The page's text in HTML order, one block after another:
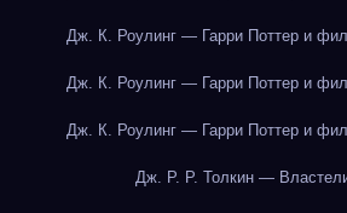
Дж. К. Роулинг — Гарри Поттер и
Дж. К. Роулинг — Гарри Поттер и
Дж. К. Роулинг — Гарри Поттер и
Дж. Р. Р. Толкин —